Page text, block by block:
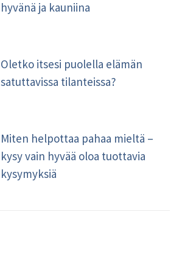
hyvänä ja kauniina
Oletko itsesi puolella elämän
satuttavissa tilanteissa?
Miten helpottaa pahaa mieltä –
kysy vain hyvää oloa tuottavia
kysymyksiä